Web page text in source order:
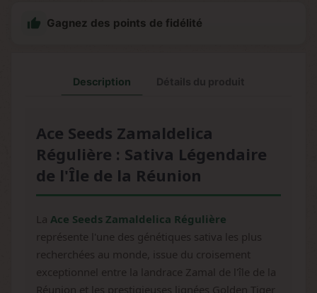
 Gagnez des points de fidélité
Description
Ace Seeds Zamaldelica
Régulière : Sativa Légendaire
de l'Île de la Réunion
La Ace Seeds Zamaldelica Régulière
représente l'une des génétiques sativa les plus
recherchées au monde, issue du croisement
exceptionnel entre la landrace Zamal de l'île de la
Réunion et les prestigieuses lignées Golden Tiger